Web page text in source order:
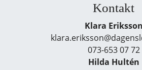
Kontakt
Klara Eriksson
073-653 07 72
Hilda Hultén